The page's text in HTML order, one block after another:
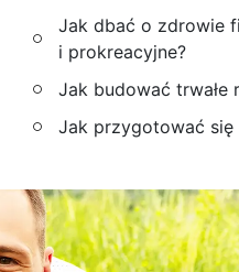
Jak dbać o zdrowie
i prokreacyjne?
Jak budować trwałe
Jak przygotować